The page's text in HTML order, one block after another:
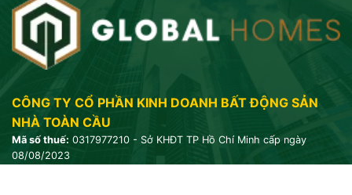
CÔNG TY CỔ PHẦN KINH DOANH BẤT ĐỘNG SẢN
NHÀ TOÀN CẦU
Mã số thuế: 0317977210 - Sở KHĐT TP Hồ Chí Minh cấp ngày
08/08/2023